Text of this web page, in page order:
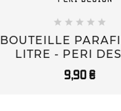
    
BOUTEILLE
LITRE - PERI
9,90 €